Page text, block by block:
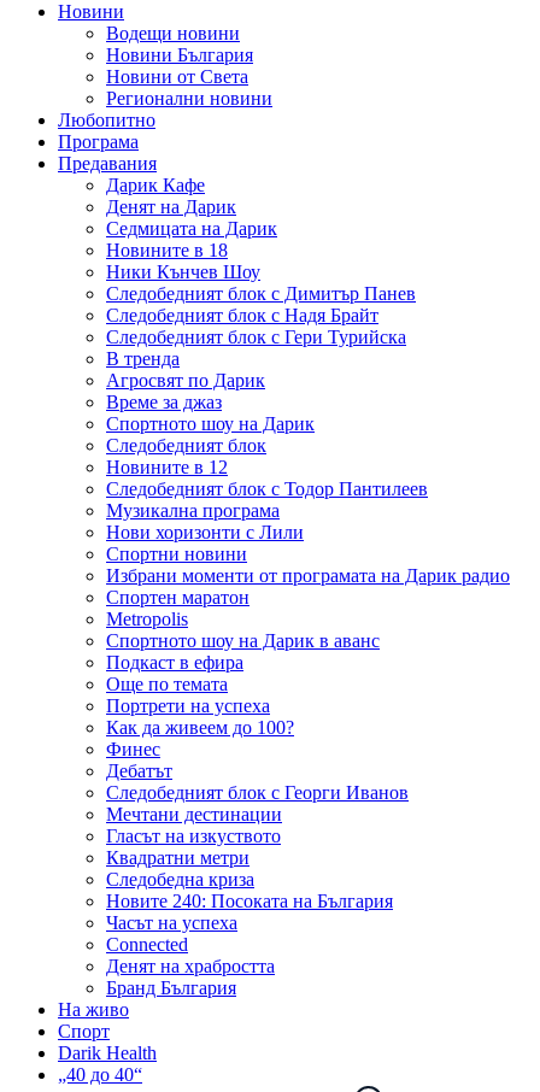
Новини
Водещи новини
Новини България
Новини от Света
Регионални новини
Любопитно
Програма
Предавания
Дарик Кафе
Денят на Дарик
Седмицата на Дарик
Новините в 18
Ники Кънчев Шоу
Следобедният блок с Димитър Панев
Следобедният блок с Надя Брайт
Следобедният блок с Гери Турийска
В тренда
Агросвят по Дарик
Време за джаз
Спортното шоу на Дарик
Следобедният блок
Новините в 12
Следобедният блок с Тодор Пантилеев
Музикална програма
Нови хоризонти с Лили
Спортни новини
Избрани моменти от програмата на Дарик радио
Спортен маратон
Metropolis
Спортното шоу на Дарик в аванс
Подкаст в ефира
Още по темата
Портрети на успеха
Как да живеем до 100?
Финес
Дебатът
Следобедният блок с Георги Иванов
Мечтани дестинации
Гласът на изкуството
Квадратни метри
Следобедна криза
Новите 240: Посоката на България
Часът на успеха
Connected
Денят на храбростта
Бранд България
На живо
Спорт
Darik Health
„40 до 40“